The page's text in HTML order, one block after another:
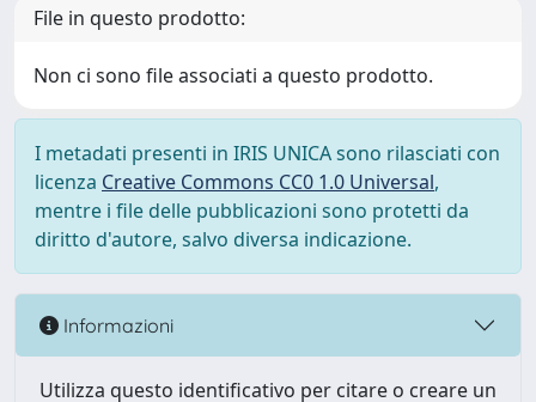
File in questo prodotto:
Non ci sono file associati a questo prodotto.
I metadati presenti in IRIS UNICA sono rilasciati con
licenza Creative Commons CC0 1.0 Universal,
mentre i file delle pubblicazioni sono protetti da
diritto d'autore, salvo diversa indicazione.
Informazioni
Utilizza questo identificativo per citare o creare un